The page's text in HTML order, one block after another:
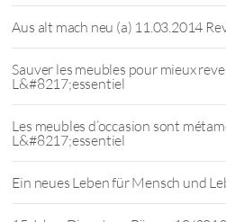
Aus alt mach neu (a) 11.03.2014
Sauver les meubles pour mieux
L&#8217;essentiel
Les meubles d’occasion sont
L&#8217;essentiel
Ein neues Leben für Mensch und